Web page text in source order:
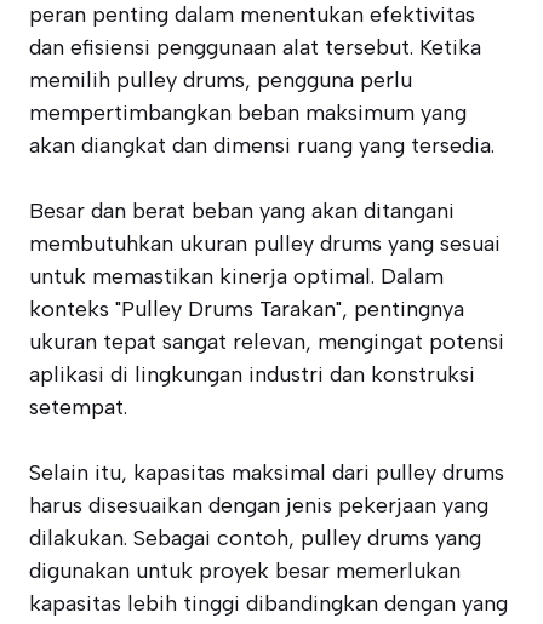
peran penting dalam menentukan efektivitas
dan efisiensi penggunaan alat tersebut. Ketika
memilih pulley drums, pengguna perlu
mempertimbangkan beban maksimum yang
akan diangkat dan dimensi ruang yang tersedia.
Besar dan berat beban yang akan ditangani
membutuhkan ukuran pulley drums yang sesuai
untuk memastikan kinerja optimal. Dalam
konteks "Pulley Drums Tarakan", pentingnya
ukuran tepat sangat relevan, mengingat potensi
aplikasi di lingkungan industri dan konstruksi
setempat.
Selain itu, kapasitas maksimal dari pulley drums
harus disesuaikan dengan jenis pekerjaan yang
dilakukan. Sebagai contoh, pulley drums yang
digunakan untuk proyek besar memerlukan
kapasitas lebih tinggi dibandingkan dengan yang